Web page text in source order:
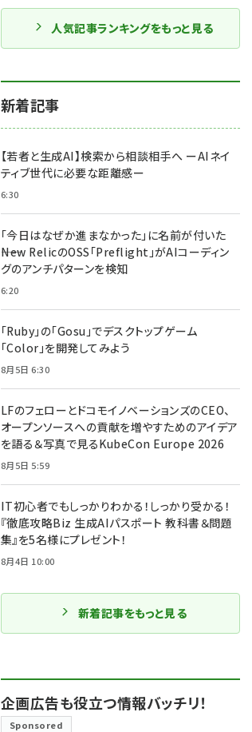
人気記事ランキングをもっと見る
新着記事
【若者と生成AI】検索から相談相手へ ーAIネイ
ティブ世代に必要な距離感ー
6:30
「今日はなぜか進まなかった」に名前が付いた
――New RelicのOSS「Preflight」がAIコーディン
グのアンチパターンを検知
6:20
「Ruby」の「Gosu」でデスクトップゲーム
「Color」を開発してみよう
8月5日 6:30
LFのフェローとドコモイノベーションズのCEO、
オープンソースへの貢献を増やすためのアイデア
を語る＆写真で見るKubeCon Europe 2026
8月5日 5:59
IT初心者でもしっかりわかる！しっかり受かる！
『徹底攻略Biz 生成AIパスポート 教科書＆問題
集』を5名様にプレゼント！
8月4日 10:00
新着記事をもっと見る
企画広告も役立つ情報バッチリ！
Sponsored